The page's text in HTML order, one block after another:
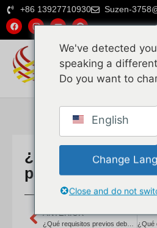
+86 13927710930 Suzen-
¿Cuál es su
para artículos
ANTERIOR
We've detected
speaking a
Do you want to
English
Change
Close and do not